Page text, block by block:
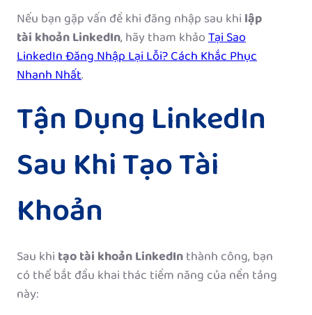
Nếu bạn gặp vấn đề khi đăng nhập sau khi lập
tài khoản LinkedIn, hãy tham khảoTại Sao
LinkedIn Đăng Nhập Lại Lỗi? Cách Khắc Phục
Nhanh Nhất.
Tận Dụng LinkedIn
Sau Khi Tạo Tài
Khoản
Sau khi tạo tài khoản LinkedInthành công, bạn
có thể bắt đầu khai thác tiềm năng của nền tảng
này: